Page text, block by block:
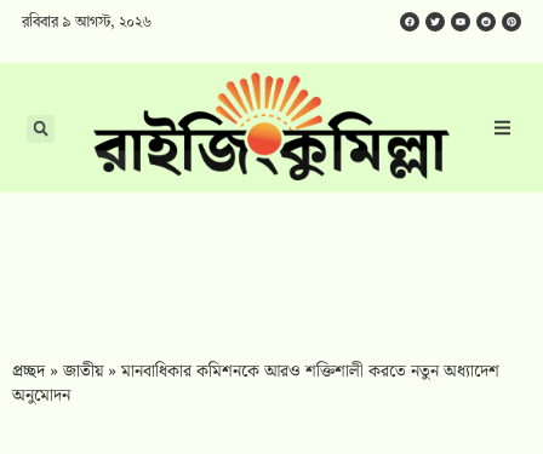
রবিবার ৯ আগস্ট, ২০২৬
প্রচ্ছদ»জাতীয়»মানবাধিকার কমিশনকে আরও শক্তিশালী করতে নতুন অধ্যাদেশ
অনুমোদন